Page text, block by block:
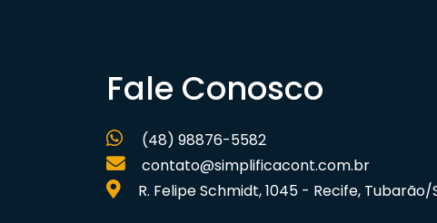
Fale Conosco
(48) 98876-5582
contato@simplificacont.com.br
R. Felipe Schmidt, 1045 - Recife,